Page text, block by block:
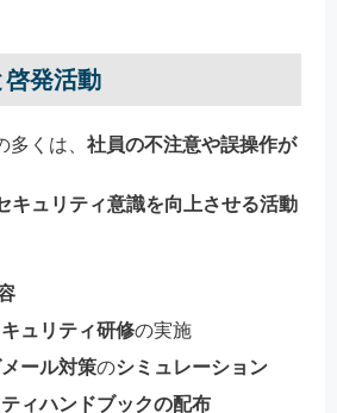
発活動
くは、 社員の不注意や誤操作が
キュリティ意識を向上させる活動
ュリティ研修の実施
ール対策のシミュレーション
ィハンドブックの配布